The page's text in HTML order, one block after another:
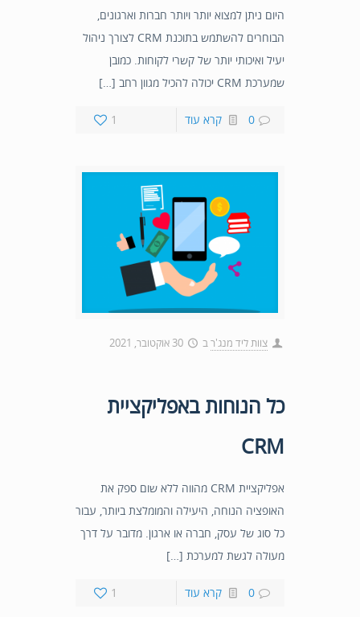
היום ניתן למצוא יותר ויותר חברות וארגונים,
הבוחרים להשתמש בתוכנת CRM לצורך ניהול
יעיל ואיכותי יותר של קשרי לקוחות. כמובן
שמערכת CRM יכולה להכיל מגוון רחב […]
1 0 קרא עוד
צוות ליד מנג'רב 30 אוקטובר, 2021
כל הנוחות באפליקציית
CRM
אפליקציית CRM מהווה ללא שום ספק את
האופציה הנוחה, היעילה והמומלצת ביותר, עבור
כל סוג של עסק, חברה או ארגון. מדובר על דרך
מעולה לגשת למערכת […]
1 0 קרא עוד